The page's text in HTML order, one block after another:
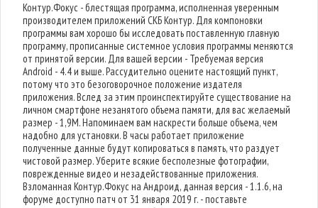
Контур.Фокус - блестящая программа, исполненная уверенным
производителем приложений СКБ Контур. Для компоновки
программы вам хорошо бы исследовать поставленную главную
программу, прописанные системное условия программы меняются
от принятой версии. Для вашей версии - Требуемая версия
Android - 4.4 и выше. Рассудительно оцените настоящий пункт,
потому что это безоговорочное положение издателя
приложения. Вслед за этим проинспектируйте существование на
личном смартфоне незанятого объема памяти, для вас желаемый
размер - 1,9M. Напоминаем вам наскрести больше объема, чем
надобно для установки. В часы работает приложение
полученные данные будут копироваться в память, что раздует
чистовой размер. Уберите всякие бесполезные фотографии,
поврежденные видео и незадействованные приложения.
Взломанная Контур.Фокус на Андроид, данная версия - 1.1.6, на
форуме доступно патч от 31 января 2019 г. - поставьте